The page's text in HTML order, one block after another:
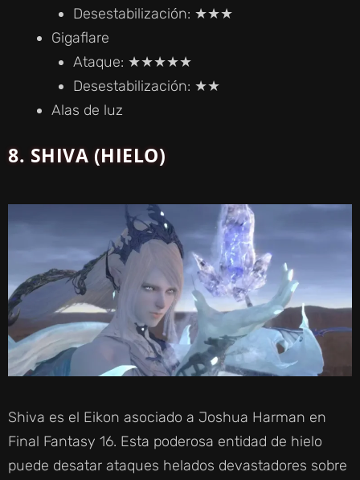
Desestabilización: ★★★
Gigaflare
Ataque: ★★★★★
Desestabilización: ★★
Alas de luz
8. SHIVA (HIELO)
Shiva es el Eikon asociado a Joshua Harman en
Final Fantasy 16. Esta poderosa entidad de hielo
puede desatar ataques helados devastadores sobre